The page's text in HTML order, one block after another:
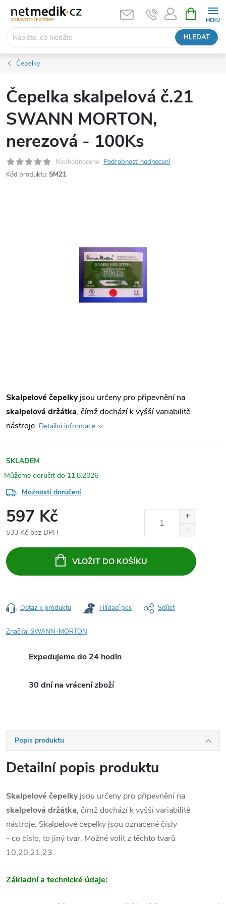
obsah
HLEDAT
NÁKUPNÍ
KOŠÍK
Čepelky
Čepelka skalpelová č.21
SWANN MORTON,
nerezová - 100Ks
Neohodnoceno Podrobnosti hodnocení
Kód produktu: SM21
Skalpelové čepelkyjsou určeny pro připevnění na
skalpelová držátka, čímž dochází k vyšší variabilitě
nástroje. Detailní informace
SKLADEM
11.8.2026
Možnosti doručení
597 Kč
533 Kč bez DPH
cena:
VLOŽIT DO KOŠÍKU
Dotaz k produktu Hlídací pes Sdílet
Značka:SWANN-MORTON
Expedujeme do 24 hodin
30 dní na vrácení zboží
Popis produktu
Detailní popis produktu
Skalpelové čepelkyjsou určeny pro připevnění na
skalpelová držátka, čímž dochází k vyšší variabilitě
nástroje. Skalpelové čepelky jsou označené čísly
- co číslo, to jiný tvar. Možné volit z těchto tvarů
10,20,21,23.
Základní a technické údaje: